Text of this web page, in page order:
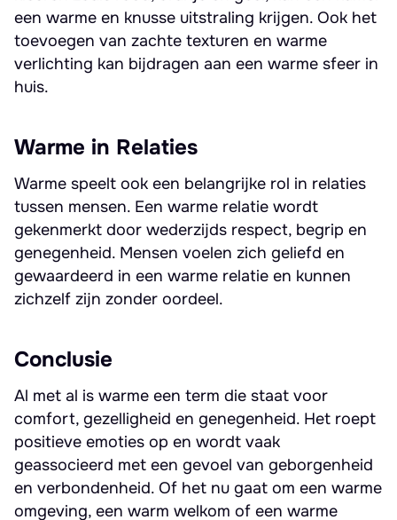
een warme en knusse uitstraling krijgen. Ook het
toevoegen van zachte texturen en warme
verlichting kan bijdragen aan een warme sfeer in
huis.
Warme in Relaties
Warme speelt ook een belangrijke rol in relaties
tussen mensen. Een warme relatie wordt
gekenmerkt door wederzijds respect, begrip en
genegenheid. Mensen voelen zich geliefd en
gewaardeerd in een warme relatie en kunnen
zichzelf zijn zonder oordeel.
Conclusie
Al met al is warme een term die staat voor
comfort, gezelligheid en genegenheid. Het roept
positieve emoties op en wordt vaak
geassocieerd met een gevoel van geborgenheid
en verbondenheid. Of het nu gaat om een warme
omgeving, een warm welkom of een warme